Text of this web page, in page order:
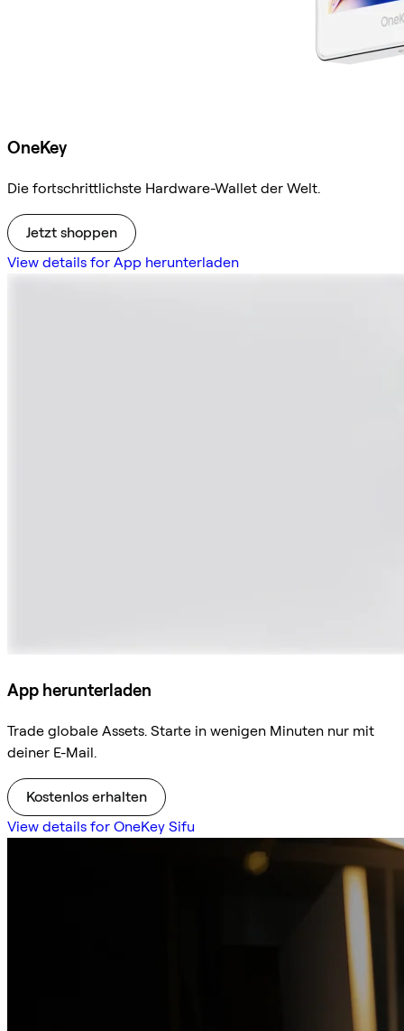
OneKey
Die fortschrittlichste Hardware-Wallet der Welt.
Jetzt shoppen
View details for App herunterladen
App herunterladen
Trade globale Assets. Starte in wenigen Minuten nur mit
deiner E-Mail.
Kostenlos erhalten
View details for OneKey Sifu